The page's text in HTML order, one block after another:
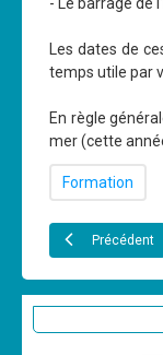
Archives
Calendrier
Sorties
Voyages et
Planning piscine
Niveau 1
Les dates de
temps utile par
En règle
mer (cette
Formation
Précédent